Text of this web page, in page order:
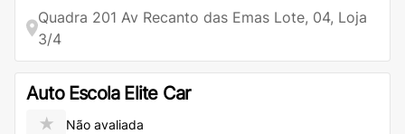
Quadra 201 Av Recanto das Emas Lote, 04, Loja
3/4
Auto Escola Elite Car
★ Não avaliada